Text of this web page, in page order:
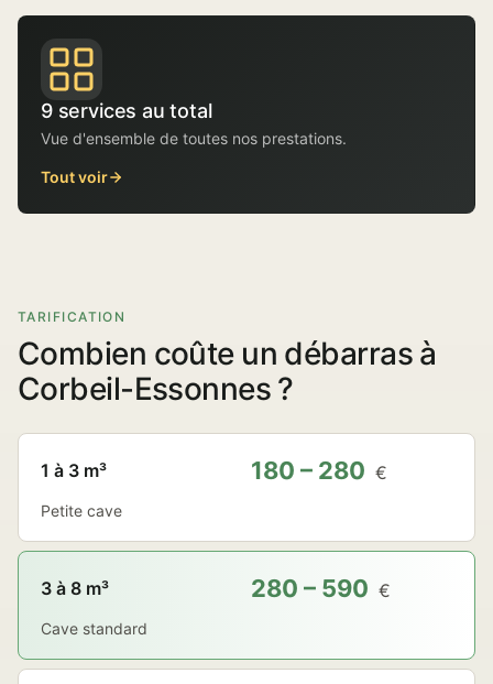
9 services au total
Vue d'ensemble de toutes nos prestations.
Tout voir
TARIFICATION
Combien coûte un débarras à
Corbeil-Essonnes ?
1 à 3 m³ 180 – 280 €
Petite cave
3 à 8 m³ 280 – 590 €
Cave standard